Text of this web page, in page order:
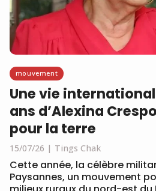
mouvement
Une vie
ans d’Alexina
pour la terre
15/07/26 Tings Chak
Cette année, la célèbre
Paysannes, un mouvement